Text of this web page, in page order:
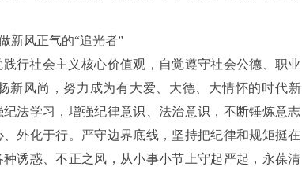
新风正气的“追光者”
行社会主义核心价值观，自觉遵守社会公德、职业
新风尚，努力成为有大爱、大德、大情怀的时代新
法学习，增强纪律意识、法治意识，不断锤炼意志
外化于行。严守边界底线，坚持把纪律和规矩挺在
诱惑、不正之风，从小事小节上守起严起，永葆清